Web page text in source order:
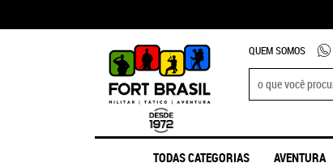
QUEM SOMOS
TODAS CATEGORIAS AVENTURA